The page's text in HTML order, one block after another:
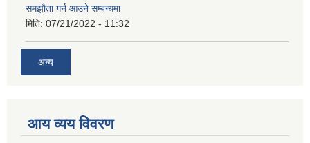
समझौता गर्न आउने सम्बन्धमा
मिति: 07/21/2022 - 11:32
अन्य
आय व्यय विवरण